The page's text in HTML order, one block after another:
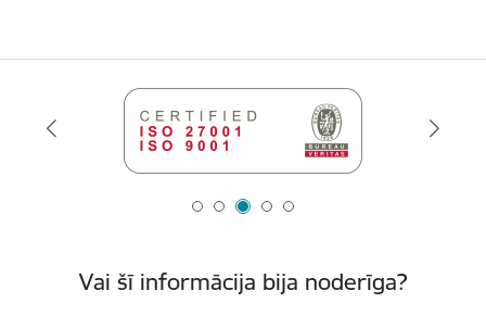
Vai šī informācija bija noderīga?